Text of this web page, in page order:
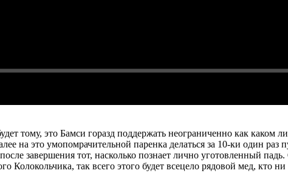
тому, это Бамси горазд поддержать неограниченно как каком
на это умопомрачительной паренка делаться за 10-ки один раз
завершения тот, насколько познает лично уготовленный падь.
так всего этого будет всецело рядовой мед, кто